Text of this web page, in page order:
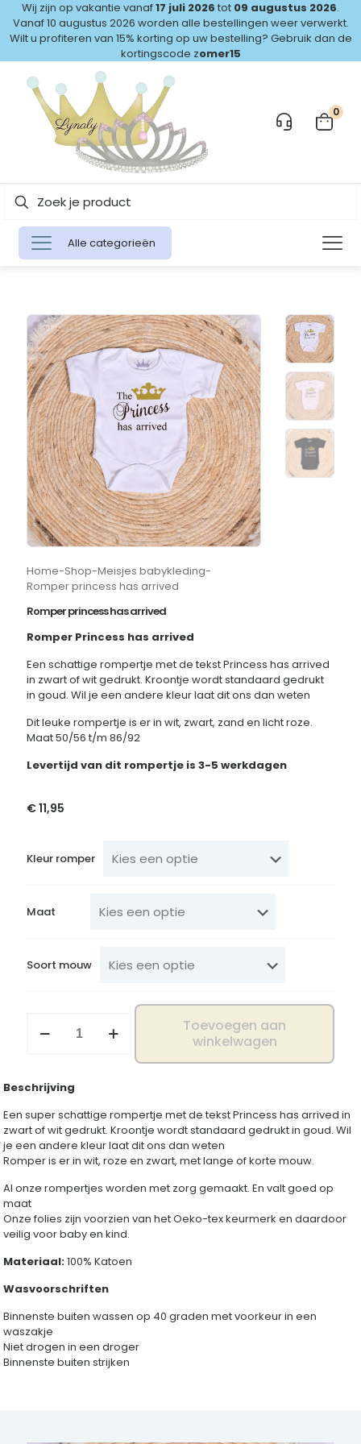
Wij zijn op vakantie vanaf17 juli 2026 tot 09 augustus 2026.
Vanaf 10 augustus 2026 worden alle bestellingen weer verwerkt.
Wilt u profiteren van 15% korting op uw bestelling? Gebruik dan de
kortingscode zomer15
0
Alle categorieën
Home-Shop-Meisjes babykleding-
Romper princess has arrived
Romper princess has arrived
Romper Princess has arrived
Een schattige rompertje met de tekst Princess has arrived
in zwart of wit gedrukt. Kroontje wordt standaard gedrukt
in goud. Wil je een andere kleur laat dit ons dan weten
Dit leuke rompertje is er in wit, zwart, zand en licht roze.
Maat 50/56 t/m 86/92
Levertijd van dit rompertje is 3-5 werkdagen
€11,95
Kleur romper
Maat
Soort mouw
princess
aantal
Toevoegen aan
winkelwagen
Beschrijving
Een super schattige rompertje met de tekst Princess has arrived in
zwart of wit gedrukt. Kroontje wordt standaard gedrukt in goud. Wil
je een andere kleur laat dit ons dan weten
Romper is er in wit, roze en zwart, met lange of korte mouw.
Al onze rompertjes worden met zorg gemaakt. En valt goed op
maat
Onze folies zijn voorzien van het Oeko-tex keurmerk en daardoor
veilig voor baby en kind.
Materiaal:100% Katoen
Wasvoorschriften
Binnenste buiten wassen op 40 graden met voorkeur in een
waszakje
Niet drogen in een droger
Binnenste buiten strijken